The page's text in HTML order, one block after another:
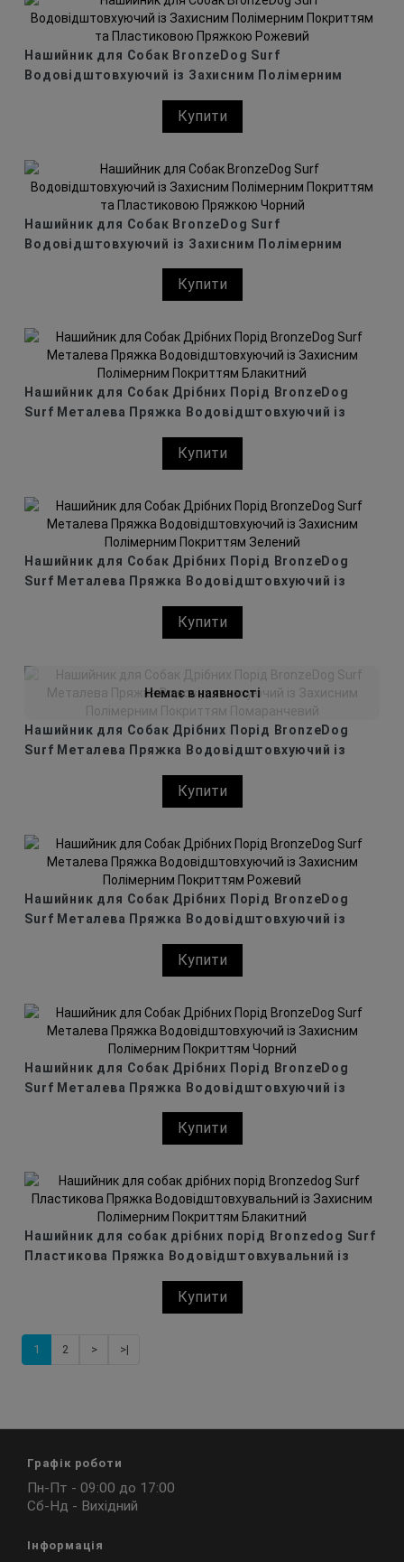
Нашийник для Собак BronzeDog Surf
Водовідштовхуючий із Захисним Полімерним
Купити
Нашийник для Собак BronzeDog Surf
Водовідштовхуючий із Захисним Полімерним
Купити
Нашийник для Собак Дрібних Порід BronzeDog
Surf Металева Пряжка Водовідштовхуючий із
Купити
Нашийник для Собак Дрібних Порід BronzeDog
Surf Металева Пряжка Водовідштовхуючий із
Купити
Немає в наявності
Нашийник для Собак Дрібних Порід BronzeDog
Surf Металева Пряжка Водовідштовхуючий із
Купити
Нашийник для Собак Дрібних Порід BronzeDog
Surf Металева Пряжка Водовідштовхуючий із
Купити
Нашийник для Собак Дрібних Порід BronzeDog
Surf Металева Пряжка Водовідштовхуючий із
Купити
Нашийник для собак дрібних порід Bronzedog Surf
Пластикова Пряжка Водовідштовхувальний із
Купити
1 2 > >|
Графік роботи
Пн-Пт - 09:00 до 17:00
Сб-Нд - Вихідний
Інформація